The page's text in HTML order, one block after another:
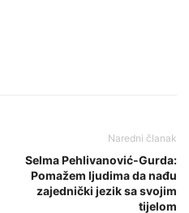
Naredni članak
Selma Pehlivanović-Gurda:
Pomažem ljudima da nađu
zajednički jezik sa svojim
tijelom